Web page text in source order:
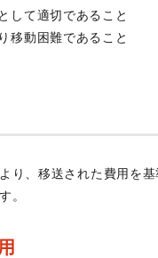
して適切であること
移動困難であること
り、移送された費用を
。